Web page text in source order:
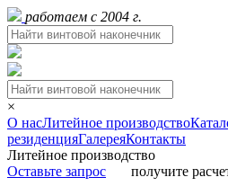
работаем с 2004 г.
×
О насЛитейное производство
резиденцияГалереяКонтакты
Литейное производство
Оставьте запрос получите